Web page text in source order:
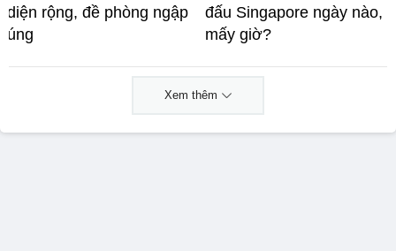
diện rộng, đề phòng ngập
úng
đấu Singapore ngày nào,
mấy giờ?
Xem thêm